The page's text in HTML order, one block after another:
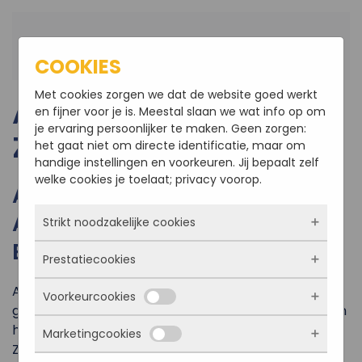
AANNEMER
ZEVENBERGEN
ASR BOUWBEDRIJF IS UW
AANNEMER IN ZEVENBERGEN
EN OMGEVING
Aannemer A.S.R. Bouwbedrijf BV is een
gerenommeerd aannemersbedrijf uit Roosendaal en
heeft al meer dan 15 jaar ervaring als bouwbedrijf in
Zevenbergen en omgeving. Naast Zevenbergen
COOKIES
Met cookies zorgen we dat de website goed werkt
en fijner voor je is. Meestal slaan we wat info op om
je ervaring persoonlijker te maken. Geen zorgen:
het gaat niet om directe identificatie, maar om
handige instellingen en voorkeuren. Jij bepaalt zelf
welke cookies je toelaat; privacy voorop.
Strikt noodzakelijke cookies
Deze cookies zorgen ervoor dat de website
überhaupt werkt. Ze zijn dus altijd actief en
kunnen niet worden uitgezet. Meestal worden
ze alleen geplaatst als jij iets doet, zoals
inloggen, een formulier invullen of je
privacyvoorkeuren opslaan. Je kunt je browser
Prestatiecookies
Met deze cookies zien we hoe vaak onze site
bezocht wordt, waar bezoekers vandaan
komen en welke pagina’s populair zijn. Zo
kunnen we de website blijven verbeteren.
Voorkeurcookies
Deze cookies onthouden jouw voorkeuren.
Bijvoorbeeld taalkeuze of ingevulde gegevens.
Marketingcookies